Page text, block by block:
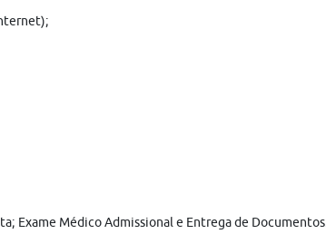
Exame Médico Admissional e Entrega de Documentos.